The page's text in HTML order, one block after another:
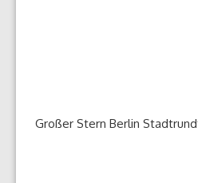
Großer Stern Berlin